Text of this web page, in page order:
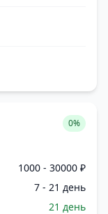
0%
1000 - 30000 ₽
7 - 21 день
21 день